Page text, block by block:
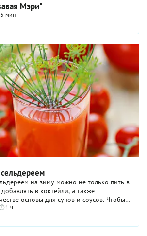
Мэри"
мин
на зиму можно не только пить в
в коктейли, а также
основы для супов и соусов. Чтобы
даже в кухонном шкафу, нужно
подготовить тару — вымыть с
и простерилизовать. Томатный
1 ч